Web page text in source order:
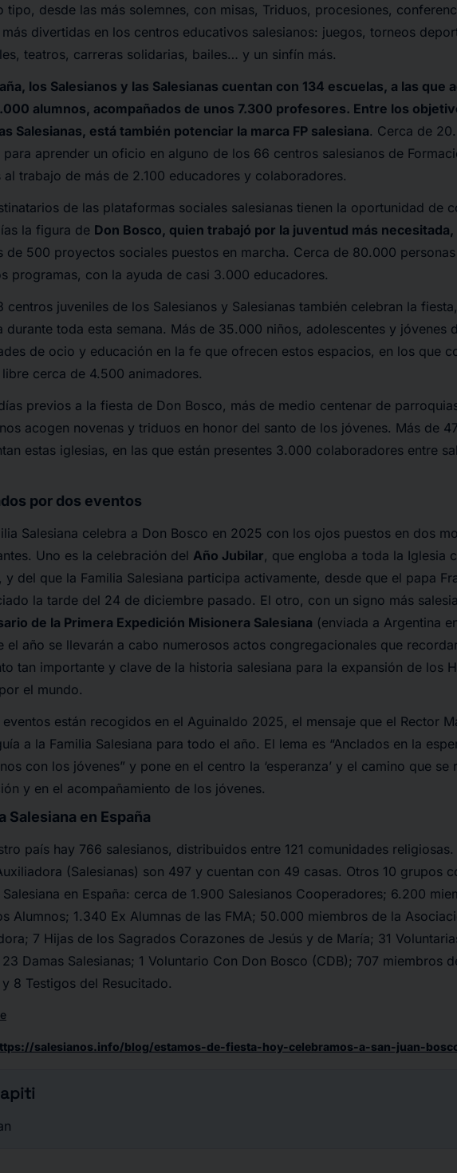
tipo, desde las más solemnes, con misas, Triduos, procesiones,
divertidas en los centros educativos salesianos: juegos, torneos
teatros, carreras solidarias, bailes… y un sinfín más.
los Salesianos y las Salesianas cuentan con 134 escuelas, a las que
alumnos, acompañados de unos 7.300 profesores. Entre los
Salesianas, está también potenciar la marca FP salesiana. Cerca de
aprender un oficio en alguno de los 66 centros salesianos de
al trabajo de más de 2.100 educadores y colaboradores.
de las plataformas sociales salesianas tienen la oportunidad de
la figura de Don Bosco, quien trabajó por la juventud más necesitada,
de 500 proyectos sociales puestos en marcha. Cerca de 80.000
programas, con la ayuda de casi 3.000 educadores.
centros juveniles de los Salesianos y Salesianas también celebran la
durante toda esta semana. Más de 35.000 niños, adolescentes y jóvenes
de ocio y educación en la fe que ofrecen estos espacios, en los que
cerca de 4.500 animadores.
previos a la fiesta de Don Bosco, más de medio centenar de
acogen novenas y triduos en honor del santo de los jóvenes. Más de
estas iglesias, en las que están presentes 3.000 colaboradores entre
por dos eventos
Salesiana celebra a Don Bosco en 2025 con los ojos puestos en dos
Uno es la celebración del Año Jubilar, que engloba a toda la Iglesia
y del que la Familia Salesiana participa activamente, desde que el papa
la tarde del 24 de diciembre pasado. El otro, con un signo más
de la Primera Expedición Misionera Salesiana (enviada a Argentina
el año se llevarán a cabo numerosos actos congregacionales que
tan importante y clave de la historia salesiana para la expansión de los
el mundo.
eventos están recogidos en el Aguinaldo 2025, el mensaje que el Rector
a la Familia Salesiana para todo el año. El lema es “Anclados en la
con los jóvenes” y pone en el centro la ‘esperanza’ y el camino que se
y en el acompañamiento de los jóvenes.
Salesiana en España
país hay 766 salesianos, distribuidos entre 121 comunidades
(Salesianas) son 497 y cuentan con 49 casas. Otros 10 grupos
Salesiana en España: cerca de 1.900 Salesianos Cooperadores; 6.200
Alumnos; 1.340 Ex Alumnas de las FMA; 50.000 miembros de la
7 Hijas de los Sagrados Corazones de Jesús y de María; 31
Damas Salesianas; 1 Voluntario Con Don Bosco (CDB); 707 miembros
8 Testigos del Resucitado.
salesianos.info/blog/estamos-de-fiesta-hoy-celebramos-a-san-juan-